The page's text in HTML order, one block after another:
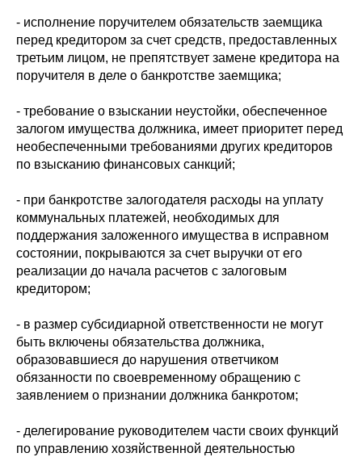
- исполнение поручителем обязательств заемщика
перед кредитором за счет средств, предоставленных
третьим лицом, не препятствует замене кредитора на
поручителя в деле о банкротстве заемщика;
- требование о взыскании неустойки, обеспеченное
залогом имущества должника, имеет приоритет перед
необеспеченными требованиями других кредиторов
по взысканию финансовых санкций;
- при банкротстве залогодателя расходы на уплату
коммунальных платежей, необходимых для
поддержания заложенного имущества в исправном
состоянии, покрываются за счет выручки от его
реализации до начала расчетов с залоговым
кредитором;
- в размер субсидиарной ответственности не могут
быть включены обязательства должника,
образовавшиеся до нарушения ответчиком
обязанности по своевременному обращению с
заявлением о признании должника банкротом;
- делегирование руководителем части своих функций
по управлению хозяйственной деятельностью